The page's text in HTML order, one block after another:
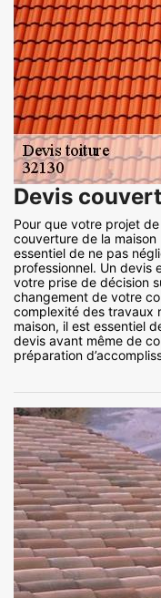
Devis
Pour que votre projet
couverture de la
essentiel de ne pas
professionnel. Un devis
votre prise de décision
changement de votre
complexité des travaux
maison, il est essentiel
devis avant même de
préparation